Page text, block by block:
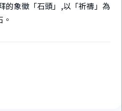
的象徵「石頭」,以「祈禱」為